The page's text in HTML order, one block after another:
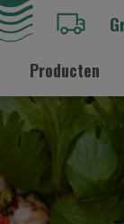
Producten